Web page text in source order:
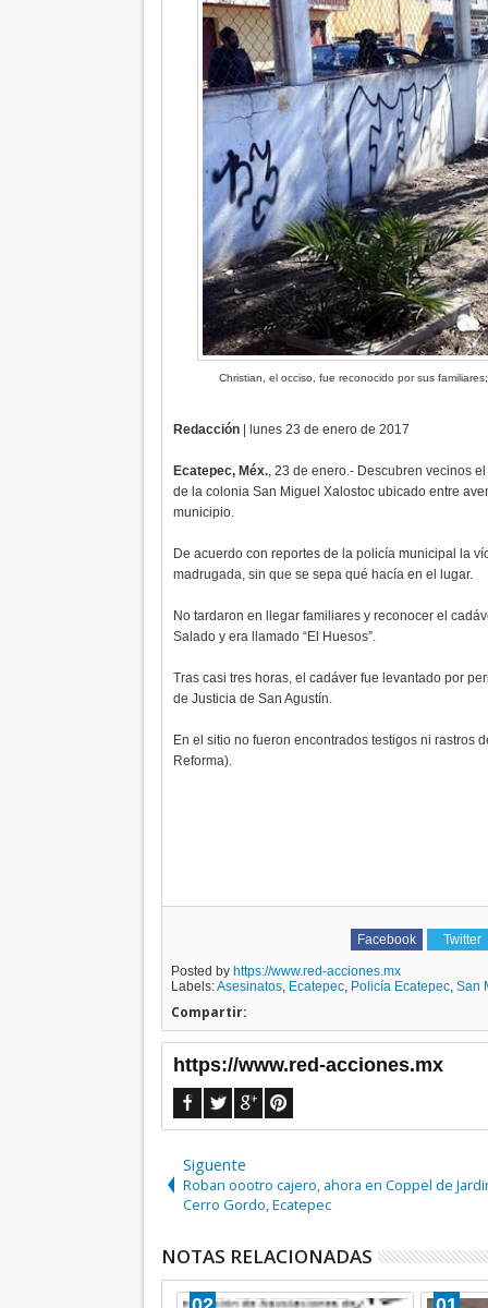
Christian, el occiso, fue reconocido por sus
Redacción| lunes 23 de enero de 2017
Ecatepec, Méx., 23 de enero.- Descubren vecinos
de la colonia San Miguel Xalostoc ubicado entre
municipio.
De acuerdo con reportes de la policía municipal la
madrugada, sin que se sepa qué hacía en el lugar.
No tardaron en llegar familiares y reconocer el
Salado y era llamado “El Huesos”.
Tras casi tres horas, el cadáver fue levantado por
de Justicia de San Agustín.
En el sitio no fueron encontrados testigos ni rastros
Reforma).
Facebook Twitter
Posted by https://www.red-acciones.mx
Labels:Asesinatos, Ecatepec, Policía Ecatepec, San
Compartir:
https://www.red-acciones.mx
Siguente
Roban oootro cajero, ahora en Coppel de
Cerro Gordo, Ecatepec
NOTAS RELACIONADAS